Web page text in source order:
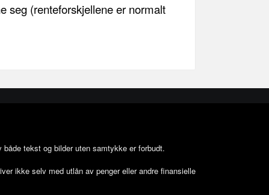
seg (renteforskjellene er normalt
tekst og bilder uten samtykke er forbudt.
ikke selv med utlån av penger eller andre finansielle